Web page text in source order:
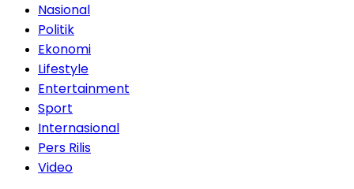
Nasional
Politik
Ekonomi
Lifestyle
Entertainment
Sport
Internasional
Pers Rilis
Video